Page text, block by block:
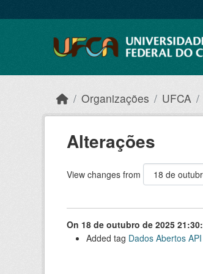
Organizações UFCA
Alterações
View changes from
On 18 de outubro de 2025
Added tag Dados Abertos